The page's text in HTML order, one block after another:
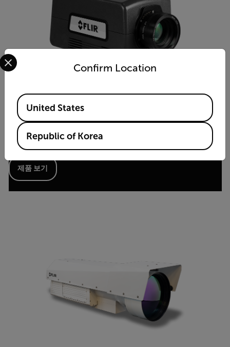
A8580 SLS
소형 장파장 적외선(LWIR) HD 열화상 카메라
제품 보기
Confirm Location
Select your preferred country and language from the
Available Locations
United States
Republic of Korea